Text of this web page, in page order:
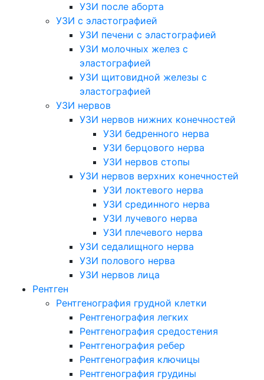
УЗИ после аборта
УЗИ с эластографией
УЗИ печени с эластографией
УЗИ молочных желез с
эластографией
УЗИ щитовидной железы с
эластографией
УЗИ нервов
УЗИ нервов нижних конечностей
УЗИ бедренного нерва
УЗИ берцового нерва
УЗИ нервов стопы
УЗИ нервов верхних конечностей
УЗИ локтевого нерва
УЗИ срединного нерва
УЗИ лучевого нерва
УЗИ плечевого нерва
УЗИ седалищного нерва
УЗИ полового нерва
УЗИ нервов лица
Рентген
Рентгенография грудной клетки
Рентгенография легких
Рентгенография средостения
Рентгенография ребер
Рентгенография ключицы
Рентгенография грудины